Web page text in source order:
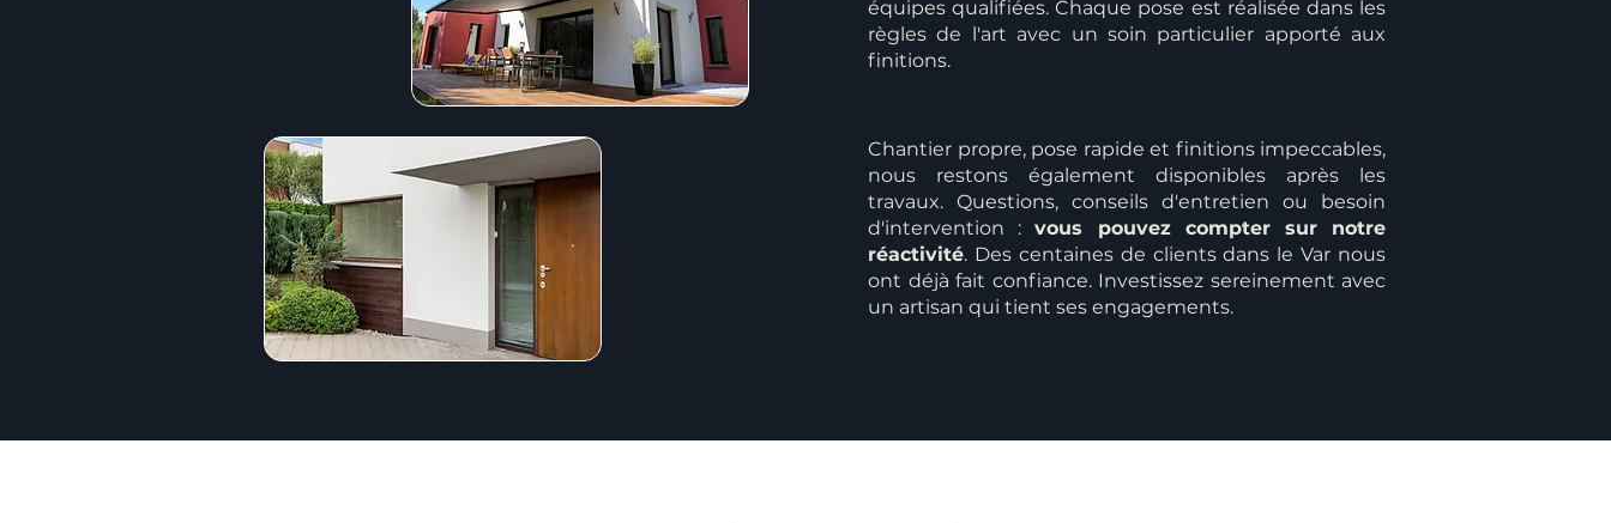
équipes qualifiées. Chaque pose est réalisée dans les
règles de l'art avec un soin particulier apporté aux
finitions.
Chantier propre, pose rapide et finitions impeccables,
nous restons également disponibles après les
travaux. Questions, conseils d'entretien ou besoin
d'intervention :vous pouvez compter sur notre
réactivité. Des centaines de clients dans le Var nous
ont déjà fait confiance. Investissez sereinement avec
un artisan qui tient ses engagements.